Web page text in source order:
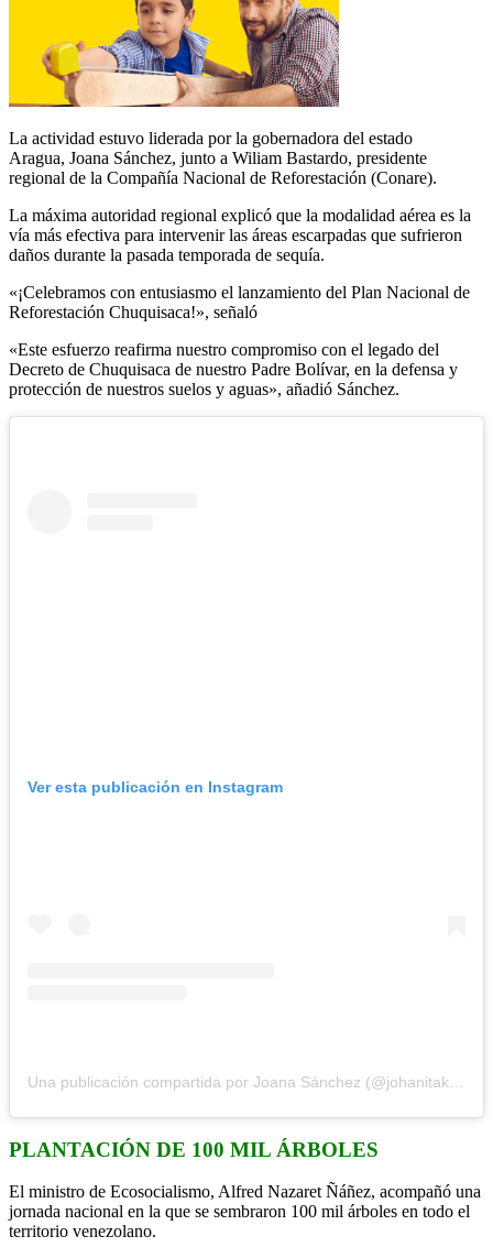
La actividad estuvo liderada por la gobernadora del estado
Aragua, Joana Sánchez, junto a Wiliam Bastardo, presidente
regional de la Compañía Nacional de Reforestación (Conare).
La máxima autoridad regional explicó que la modalidad aérea es la
vía más efectiva para intervenir las áreas escarpadas que sufrieron
daños durante la pasada temporada de sequía.
«¡Celebramos con entusiasmo el lanzamiento del Plan Nacional de
Reforestación Chuquisaca!», señaló
«Este esfuerzo reafirma nuestro compromiso con el legado del
Decreto de Chuquisaca de nuestro Padre Bolívar, en la defensa y
protección de nuestros suelos y aguas», añadió Sánchez.
Ver esta publicación en Instagram
PLANTACIÓN DE 100 MIL ÁRBOLES
El ministro de Ecosocialismo, Alfred Nazaret Ñáñez, acompañó una
jornada nacional en la que se sembraron 100 mil árboles en todo el
territorio venezolano.